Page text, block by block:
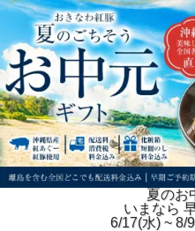
夏のお
いまなら
6/17(水) ~ 8/